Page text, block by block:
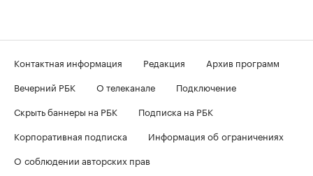
Контактная информация Редакция
Архив программ
Вечерний РБК
О телеканале
Подключение
Скрыть баннеры на РБК
Подписка на РБК
Корпоративная подписка
Информация об ограничениях
О соблюдении авторских прав